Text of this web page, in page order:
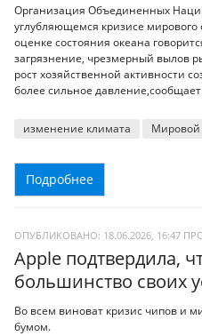
Организация Объединенных
углубляющемся кризисе
оценке состояния океана
загрязнение, чрезмерный вылов
рост хозяйственной активности
более сильное
изменение климата Мировой
Подробнее
ОПУБЛИКОВАНО: 18.06.2026, 16:47
Apple подтвердила,
большинство своих
Во всем виноват кризис чипов и
бумом.